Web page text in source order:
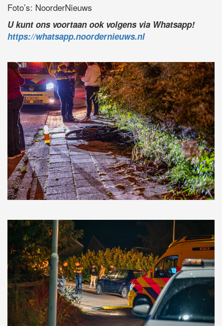
Foto’s: NoorderNieuws
U kunt ons voortaan ook volgens via Whatsapp!
https://whatsapp.noordernieuws.nl